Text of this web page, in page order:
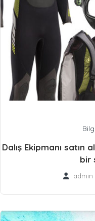
Bilgi
Dalış Ekipmanı satın
bir
admin